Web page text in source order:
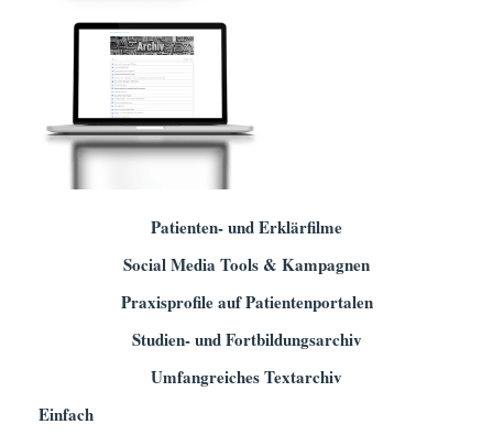
Patienten- und Erklärfilme
Social Media Tools & Kampagnen
Praxisprofile auf Patientenportalen
Studien- und Fortbildungsarchiv
Umfangreiches Textarchiv
Einfach